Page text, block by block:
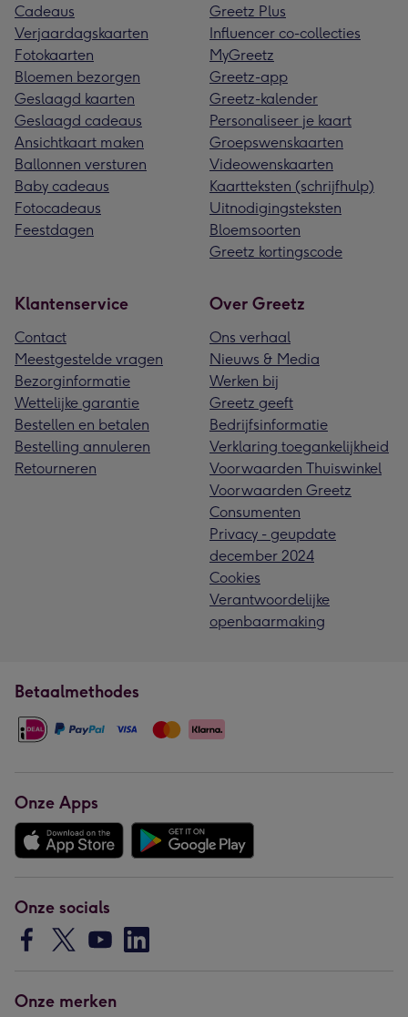
Cadeaus
Verjaardagskaarten
Fotokaarten
Bloemen bezorgen
Geslaagd kaarten
Geslaagd cadeaus
Ansichtkaart maken
Ballonnen versturen
Baby cadeaus
Fotocadeaus
Feestdagen
Greetz Plus
Influencer co-collecties
MyGreetz
Greetz-app
Greetz-kalender
Personaliseer je kaart
Groepswenskaarten
Videowenskaarten
Kaartteksten (schrijfhulp)
Uitnodigingsteksten
Bloemsoorten
Greetz kortingscode
Klantenservice
Contact
Meestgestelde vragen
Bezorginformatie
Wettelijke garantie
Bestellen en betalen
Bestelling annuleren
Retourneren
Over Greetz
Ons verhaal
Nieuws & Media
Werken bij
Greetz geeft
Bedrijfsinformatie
Verklaring toegankelijkheid
Voorwaarden Thuiswinkel
Voorwaarden Greetz
Consumenten
Privacy - geupdate
december 2024
Cookies
Verantwoordelijke
openbaarmaking
Betaalmethodes
Onze Apps
Onze socials
Onze merken